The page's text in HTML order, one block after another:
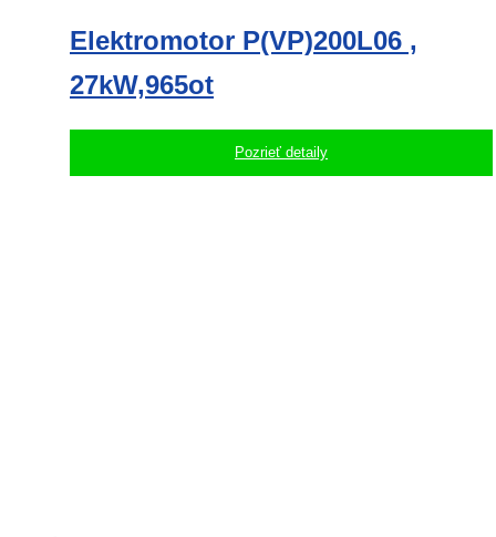
Elektromotor P(VP)200L06 ,
27kW,965ot
Pozrieť detaily